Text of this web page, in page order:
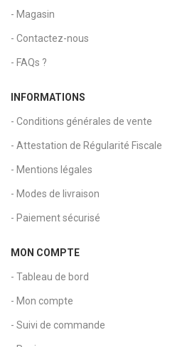
- Magasin
- Contactez-nous
- FAQs ?
INFORMATIONS
- Conditions générales de vente
- Attestation de Régularité Fiscale
- Mentions légales
- Modes de livraison
- Paiement sécurisé
MON COMPTE
- Tableau de bord
- Mon compte
- Suivi de commande